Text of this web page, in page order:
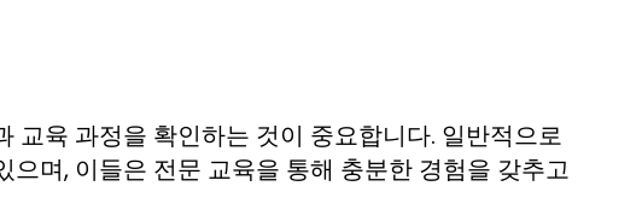
교육 과정을 확인하는 것이 중요합니다. 일반적으로
며, 이들은 전문 교육을 통해 충분한 경험을 갖추고